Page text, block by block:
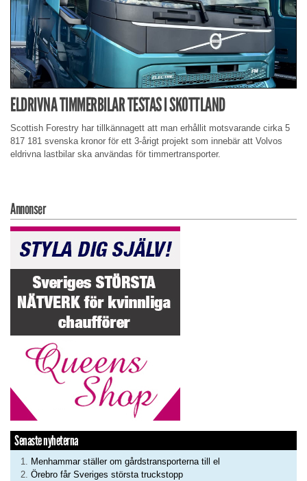
ELDRIVNA TIMMERBILAR TESTAS I SKOTTLAND
Scottish Forestry har tillkännagett att man erhållit motsvarande cirka 5
817 181 svenska kronor för ett 3-årigt projekt som innebär att Volvos
eldrivna lastbilar ska användas för timmertransporter.
Annonser
Senaste nyheterna
Menhammar ställer om gårdstransporterna till el
Örebro får Sveriges största truckstopp